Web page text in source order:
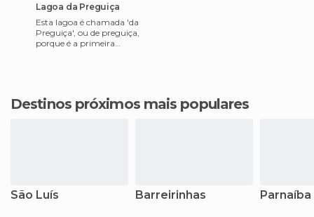
Lagoa da Preguiça
Esta lagoa é chamada 'da
Preguiça', ou de preguiça,
porque é a primeira
Destinos próximos mais populares
São Luís Barreirinhas Parnaíba